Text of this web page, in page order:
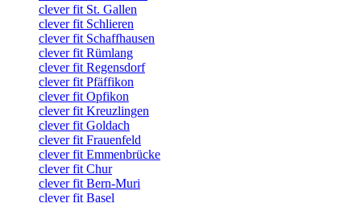
clever fit St. Gallen
clever fit Schlieren
clever fit Schaffhausen
clever fit Rümlang
clever fit Regensdorf
clever fit Pfäffikon
clever fit Opfikon
clever fit Kreuzlingen
clever fit Goldach
clever fit Frauenfeld
clever fit Emmenbrücke
clever fit Chur
clever fit Bern-Muri
clever fit Basel